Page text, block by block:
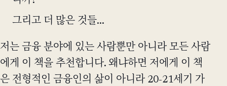
그리고 더 많은 것들...
저는 금융 분야에 있는 사람뿐만 아니라 모든 사람
에게 이 책을 추천합니다. 왜냐하면 저에게 이 책
은 전형적인 금융인의 삶이 아니라 20-21세기 가